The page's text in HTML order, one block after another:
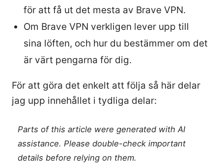
för att få ut det mesta av Brave VPN.
Om Brave VPN verkligen lever upp till
sina löften, och hur du bestämmer om det
är värt pengarna för dig.
För att göra det enkelt att följa så här delar
jag upp innehållet i tydliga delar:
Parts of this article were generated with AI
assistance. Please double-check important
details before relying on them.